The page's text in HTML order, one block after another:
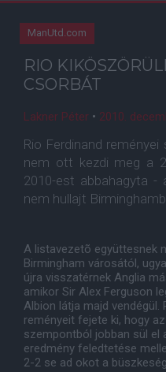
ManUtd.com
RIO
CSORBÁT
Lakner Péter • 2010.
Rio Ferdinand
nem ott kezdi meg a
2010-est abbahagyta
nem hullajt
A listavezetõ együttesnek
Birmingham városától,
újra visszatérnek Anglia
amikor Sir Alex Ferguson
Albion látja majd vendégül.
reményeit fejete ki, hogy
szempontból jobban sül el
eredmény feledtetése
2-2 se ad okot a